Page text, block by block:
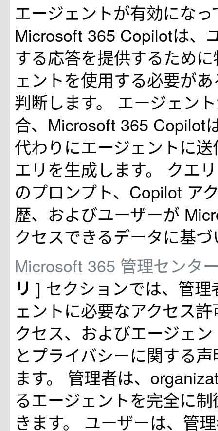
エージェントが有効にな
Microsoft 365 Copilotは、
する応答を提供するため
ェントを使用する必要が
判断します。 エージェン
合、Microsoft 365 Copilot
代わりにエージェントに
エリを生成します。 クエ
のプロンプト、Copilot ア
歴、およびユーザーが
クセスできるデータに基
Microsoft 365 管理センタ
リ ] セクションでは、管理
ェントに必要なアクセス
クセス、およびエージェ
とプライバシーに関する
ます。 管理者は、
るエージェントを完全に
きます。 ユーザーは、管